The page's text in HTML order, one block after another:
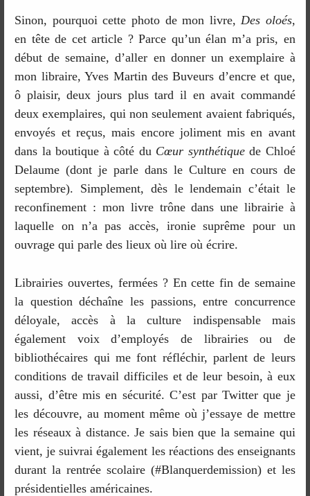
Sinon, pourquoi cette photo de mon livre,Des oloés,
en tête de cet article ? Parce qu’un élan m’a pris, en
début de semaine, d’aller en donner un exemplaire à
mon libraire, Yves Martin des Buveurs d’encre et que,
ô plaisir, deux jours plus tard il en avait commandé
deux exemplaires, qui non seulement avaient fabriqués,
envoyés et reçus, mais encore joliment mis en avant
dans la boutique à côté du Cœur synthétiquede Chloé
Delaume (dont je parle dans le Culture en cours de
septembre). Simplement, dès le lendemain c’était le
reconfinement : mon livre trône dans une librairie à
laquelle on n’a pas accès, ironie suprême pour un
ouvrage qui parle des lieux où lire où écrire.
Librairies ouvertes, fermées ? En cette fin de semaine
la question déchaîne les passions, entre concurrence
déloyale, accès à la culture indispensable mais
également voix d’employés de librairies ou de
bibliothécaires qui me font réfléchir, parlent de leurs
conditions de travail difficiles et de leur besoin, à eux
aussi, d’être mis en sécurité. C’est par Twitter que je
les découvre, au moment même où j’essaye de mettre
les réseaux à distance. Je sais bien que la semaine qui
vient, je suivrai également les réactions des enseignants
durant la rentrée scolaire (#Blanquerdemission) et les
présidentielles américaines.